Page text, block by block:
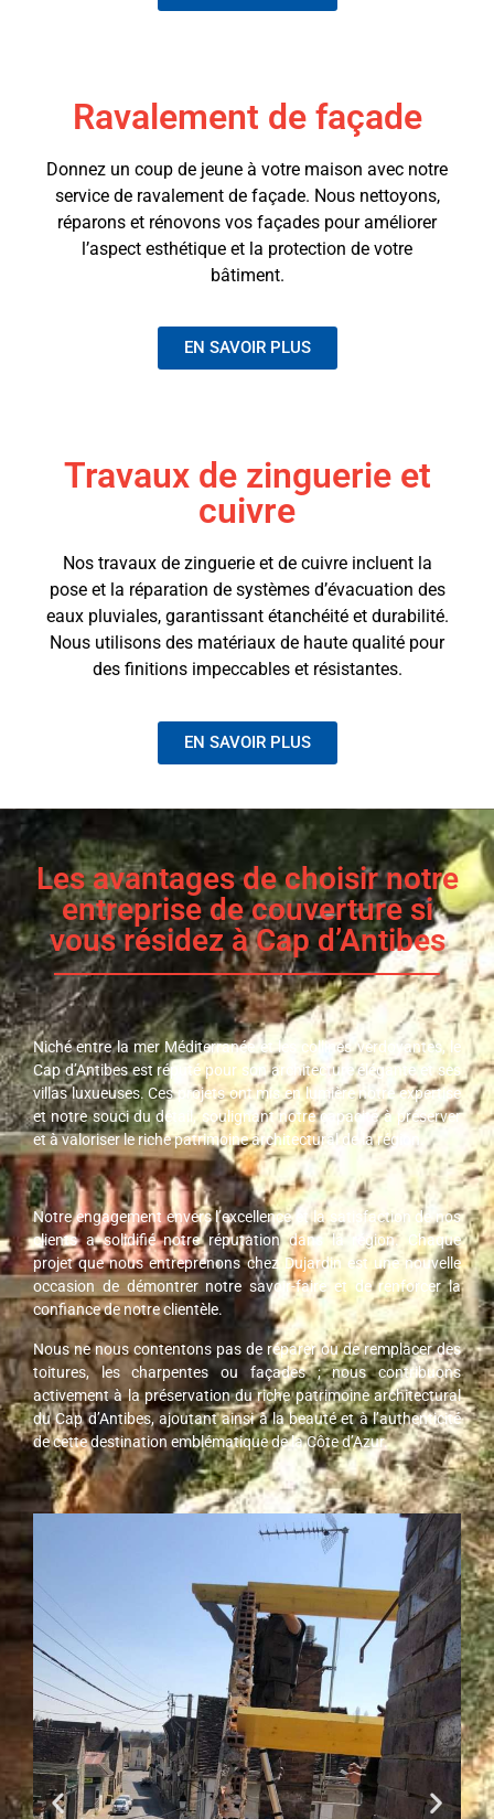
Ravalement de façade
Donnez un coup de jeune à votre maison avec notre
service de ravalement de façade. Nous nettoyons,
réparons et rénovons vos façades pour améliorer
l’aspect esthétique et la protection de votre
bâtiment.
EN SAVOIR PLUS
Travaux de zinguerie et
cuivre
Nos travaux de zinguerie et de cuivre incluent la
pose et la réparation de systèmes d’évacuation des
eaux pluviales, garantissant étanchéité et durabilité.
Nous utilisons des matériaux de haute qualité pour
des finitions impeccables et résistantes.
EN SAVOIR PLUS
Les avantages de choisir notre
entreprise de couverture si
vous résidez à Cap d’Antibes
Niché entre la mer Méditerranée et les collines verdoyantes, le
Cap d’Antibes est réputé pour son architecture élégante et ses
villas luxueuses. Ces projets ont mis en lumière notre expertise
et notre souci du détail, soulignant notre capacité à préserver
et à valoriser le riche patrimoine architectural de la région.
Notre engagement envers l’excellence et la satisfaction de nos
clients a solidifié notre réputation dans la région. Chaque
projet que nous entreprenons chez Dujardin est une nouvelle
occasion de démontrer notre savoir-faire et de renforcer la
confiance de notre clientèle.
Nous ne nous contentons pas de réparer ou de remplacer des
toitures, les charpentes ou façades ; nous contribuons
activement à la préservation du riche patrimoine architectural
du Cap d’Antibes, ajoutant ainsi à la beauté et à l’authenticité
de cette destination emblématique de la Côte d’Azur.